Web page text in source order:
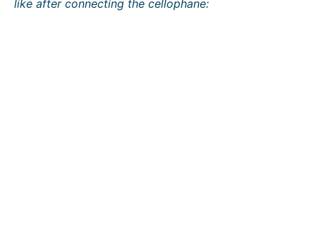
like after connecting the cellophane: